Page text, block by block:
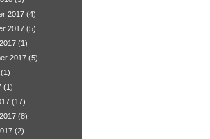
2017(4)
2017(5)
(1)
2017(5)
(1)
(17)
(8)
(2)